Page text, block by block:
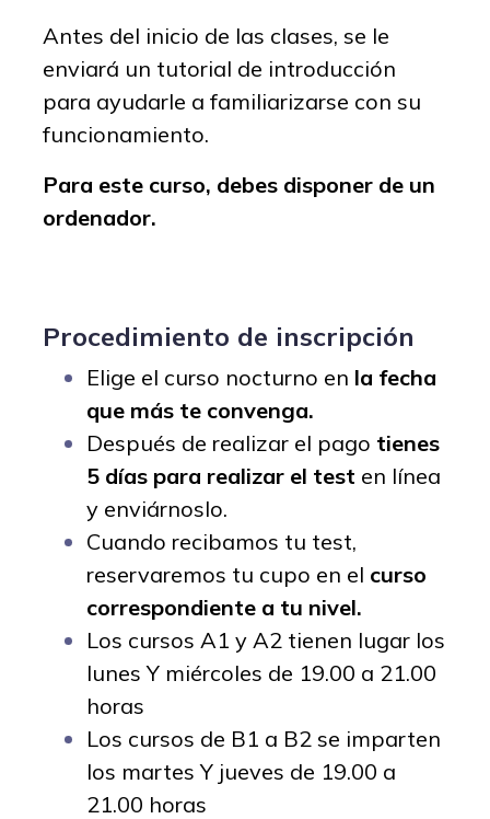
Antes del inicio de las clases, se le
enviará un tutorial de introducción
para ayudarle a familiarizarse con su
funcionamiento.
Para este curso, debes disponer de un
ordenador.
Procedimiento de inscripción
Elige el curso nocturno en la fecha
que más te convenga.
Después de realizar el pago tienes
5 días para realizar el test en línea
y enviárnoslo.
Cuando recibamos tu test,
reservaremos tu cupo en el curso
correspondiente a tu nivel.
Los cursos A1 y A2 tienen lugar los
lunes Y miércoles de 19.00 a 21.00
horas
Los cursos de B1 a B2 se imparten
los martes Y jueves de 19.00 a
21.00 horas